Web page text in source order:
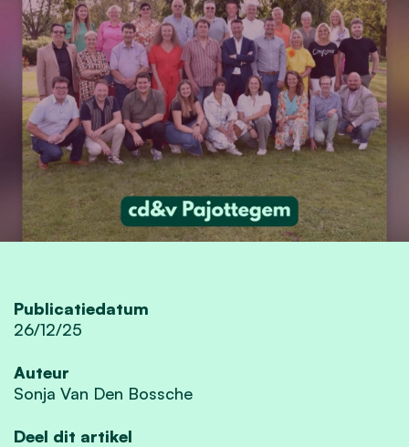
Publicatiedatum
26/12/25
Auteur
Sonja Van Den Bossche
Deel dit artikel